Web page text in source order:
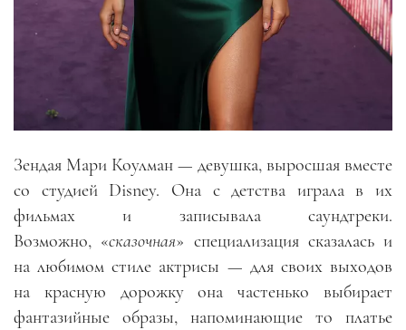
Зендая Мари Коулман — девушка, выросшая вместе
со студией Disney. Она с детства играла в их
фильмах и записывала саундтреки.
Возможно, «сказочная» специализация сказалась и
на любимом стиле актрисы — для своих выходов
на красную дорожку она частенько выбирает
фантазийные образы, напоминающие то платье